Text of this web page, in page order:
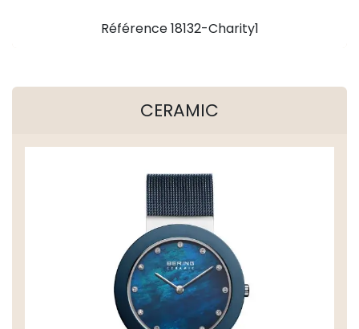
Référence 18132-Charity1
CERAMIC